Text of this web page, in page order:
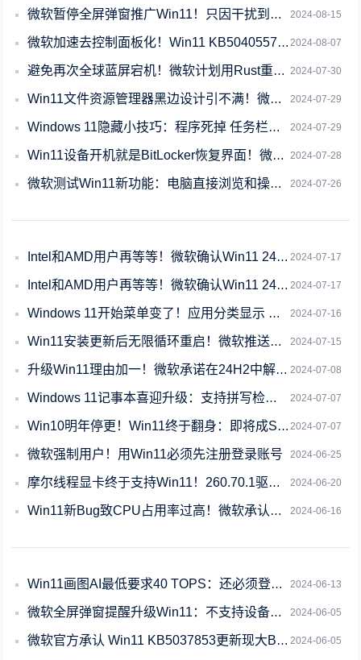
2024-08-15
微软暂停全屏弹窗推广Win11！只因干扰到商业版用户
2024-08-07
微软加速去控制面板化！Win11 KB5040557更新将更多功能移至设置
2024-07-30
避免再次全球蓝屏宕机！微软计划用Rust重构Win11内核
2024-07-29
Win11文件资源管理器黑边设计引不满！微软坚称不是Bug：是功能
2024-07-29
Windows 11隐藏小技巧：程序死掉 任务栏右键菜单强行关闭之
2024-07-28
Win11设备开机就是BitLocker恢复界面！微软承认7月更新存BUG
2024-07-26
微软测试Win11新功能：电脑直接浏览和操作手机文件！
2024-07-17
Intel和AMD用户再等等！微软确认Win11 24H2年底前登陆
2024-07-17
Intel和AMD用户再等等！微软确认Win11 24H2年底登陆
2024-07-16
Windows 11开始菜单变了！应用分类显示 更好找
2024-07-15
Win11安装更新后无限循环重启！微软推送更新修复
2024-07-08
升级Win11理由加一！微软承诺在24H2中解决卡顿/掉帧等问题
2024-07-07
Windows 11记事本喜迎升级：支持拼写检查、自动纠错
2024-07-07
Win10明年停更！Win11终于翻身：即将成Steam玩家使用最多的系统
2024-06-25
微软强制用户！用Win11必须先注册登录账号
2024-06-20
摩尔线程显卡终于支持Win11！260.70.1驱动性能提升超125％
2024-06-16
Win11新Bug致CPU占用率过高！微软承认并表示正在修复
2024-06-13
Win11画图AI最低要求40 TOPS：还必须登录微软帐户
2024-06-05
微软全屏弹窗提醒升级Win11：不支持设备也有提醒
2024-06-05
微软官方承认 Win11 KB5037853更新现大Bug！任务栏无法正常使用